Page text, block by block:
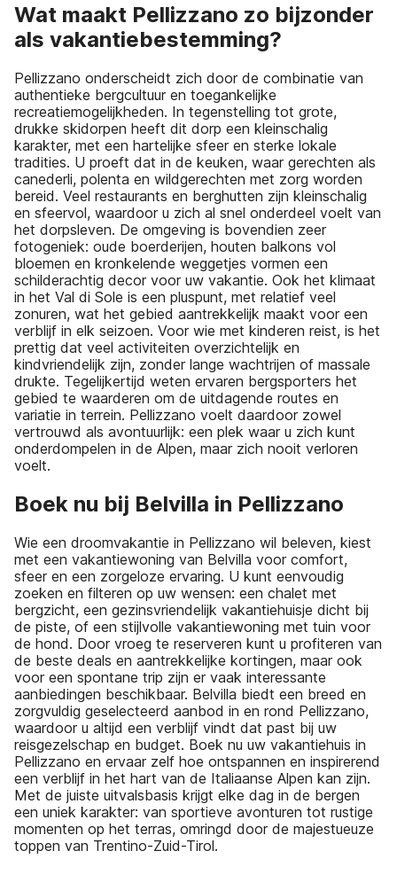
Wat maakt Pellizzano zo bijzonder
als vakantiebestemming?
Pellizzano onderscheidt zich door de combinatie van
authentieke bergcultuur en toegankelijke
recreatiemogelijkheden. In tegenstelling tot grote,
drukke skidorpen heeft dit dorp een kleinschalig
karakter, met een hartelijke sfeer en sterke lokale
tradities. U proeft dat in de keuken, waar gerechten als
canederli, polenta en wildgerechten met zorg worden
bereid. Veel restaurants en berghutten zijn kleinschalig
en sfeervol, waardoor u zich al snel onderdeel voelt van
het dorpsleven. De omgeving is bovendien zeer
fotogeniek: oude boerderijen, houten balkons vol
bloemen en kronkelende weggetjes vormen een
schilderachtig decor voor uw vakantie. Ook het klimaat
in het Val di Sole is een pluspunt, met relatief veel
zonuren, wat het gebied aantrekkelijk maakt voor een
verblijf in elk seizoen. Voor wie met kinderen reist, is het
prettig dat veel activiteiten overzichtelijk en
kindvriendelijk zijn, zonder lange wachtrijen of massale
drukte. Tegelijkertijd weten ervaren bergsporters het
gebied te waarderen om de uitdagende routes en
variatie in terrein. Pellizzano voelt daardoor zowel
vertrouwd als avontuurlijk: een plek waar u zich kunt
onderdompelen in de Alpen, maar zich nooit verloren
voelt.
Boek nu bij Belvilla in Pellizzano
Wie een droomvakantie in Pellizzano wil beleven, kiest
met een vakantiewoning van Belvilla voor comfort,
sfeer en een zorgeloze ervaring. U kunt eenvoudig
zoeken en filteren op uw wensen: een chalet met
bergzicht, een gezinsvriendelijk vakantiehuisje dicht bij
de piste, of een stijlvolle vakantiewoning met tuin voor
de hond. Door vroeg te reserveren kunt u profiteren van
de beste deals en aantrekkelijke kortingen, maar ook
voor een spontane trip zijn er vaak interessante
aanbiedingen beschikbaar. Belvilla biedt een breed en
zorgvuldig geselecteerd aanbod in en rond Pellizzano,
waardoor u altijd een verblijf vindt dat past bij uw
reisgezelschap en budget. Boek nu uw vakantiehuis in
Pellizzano en ervaar zelf hoe ontspannen en inspirerend
een verblijf in het hart van de Italiaanse Alpen kan zijn.
Met de juiste uitvalsbasis krijgt elke dag in de bergen
een uniek karakter: van sportieve avonturen tot rustige
momenten op het terras, omringd door de majestueuze
toppen van Trentino-Zuid-Tirol.